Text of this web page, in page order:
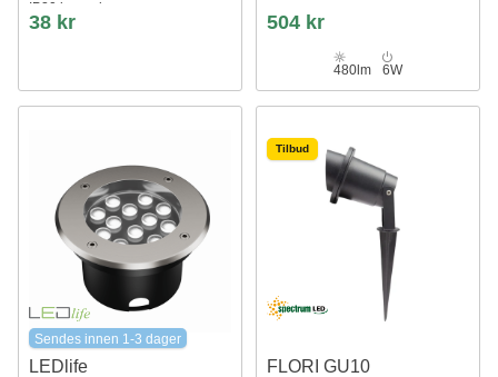
IP20 innendørs
38 kr 504 kr
480lm 6W
Sendes innen 1-3 dager
LEDlife
Tilbud
FLORI GU10